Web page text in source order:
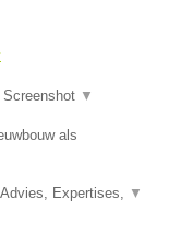
Screenshot ▼
als
Expertises, ▼